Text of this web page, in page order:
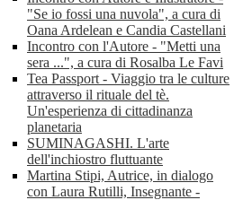
"Se io fossi una nuvola", a cura di
Oana Ardelean e Candia Castellani
Incontro con l'Autore - "Metti una
sera ...", a cura di Rosalba Le Favi
Tea Passport - Viaggio tra le culture
attraverso il rituale del tè.
Un'esperienza di cittadinanza
planetaria
SUMINAGASHI. L'arte
dell'inchiostro fluttuante
Martina Stipi, Autrice, in dialogo
con Laura Rutilli, Insegnante -